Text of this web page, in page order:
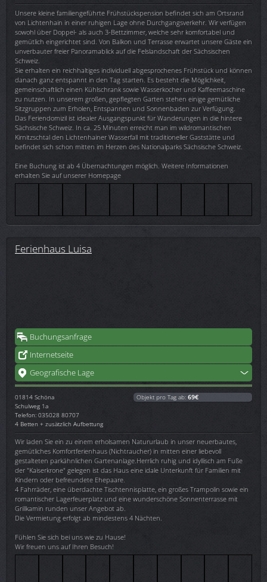
Unsere kleine familiengeführte Frühstückspension befindet sich am Ortsrand
von Lichtenhain in einer ruhigen Lage ohne Durchgangsverkehr. Wir verfügen
sowohl über Doppel- als auch 3-Bettzimmer, welche sehr komfortabel und
gemütlich eingerichtet sind. Von Balkon und Terrasse erwartet unsere Gäste ein
unverbauter freier Panoramablick auf die Felslandschaft der Sächsischen
Schweiz.
Sie erhalten ein reichhaltiges individuell abgesprochenes Frühstück und können
danach ganz entspannt in den Tag starten. Es besteht die Möglichkeit,
gemeinschaftlich einen Kühlschrank sowie Wasserkocher und Kaffeemaschine
zu nutzen. In unserem großen, gepflegten Garten stehen einige gemütliche
Sitzgruppen zum Erholen, Entspannen und Sonnenbaden zur Verfügung.
Das Feriendomizil ist idealer Ausgangspunkt für Wanderungen in die hintere
Sächsische Schweiz. In ca. 25 Minuten erreicht man im wildromantischen
Kirnitzschtal den Lichtenhainer Wasserfall mit traditioneller Gaststätte und
befindet sich schon mitten im Herzen des Nationalparks Sächsische Schweiz.
Eine Buchung ist ab 4 Übernachtungen möglich. Weitere Informationen
erhalten Sie auf unserer Homepage
Ferienhaus Luisa
Buchungsanfrage
Internetseite
Geografische Lage
01814 Schöna
Schulweg 1a
Telefon: 035028 80707
4 Betten + zusätzlich Aufbettung
Objekt pro Tag ab: 69€
Wir laden Sie ein zu einem erholsamen Natururlaub in unser neuerbautes,
gemütliches Komfortferienhaus (Nichtraucher) in mitten einer liebevoll
gestalteten parkähnlichen Gartenanlage.Herrlich ruhig und idyllisch am Fuße
der "Kaiserkrone" gelegen ist das Haus eine idale Unterkunft für Familien mit
Kindern oder befreundete Ehepaare.
4 Fahrräder, eine überdachte Tischtennisplatte, ein großes Trampolin sowie ein
romantischer Lagerfeuerplatz und eine wunderschöne Sonnenterrasse mit
Grillkamin runden unser Angebot ab.
Die Vermietung erfolgt ab mindestens 4 Nächten.
Fühlen Sie sich bei uns wie zu Hause!
Wir freuen uns auf Ihren Besuch!